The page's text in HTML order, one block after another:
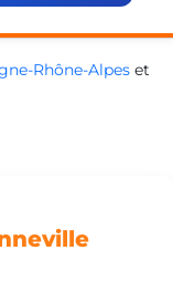
Rhône-Alpes et